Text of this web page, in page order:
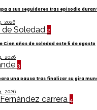
a sus seguidores tras episodio
2026
2
Cien años de soledad este 5 de agosto
2026
3
una pausa tras finalizar su gira
2026
4